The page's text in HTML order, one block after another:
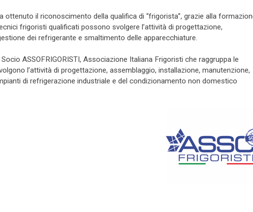
ottenuto il riconoscimento della qualifica di “frigorista”, grazie alla
frigoristi qualificati possono svolgere l’attività di progettazione,
dei refrigerante e smaltimento delle apparecchiature.
ASSOFRIGORISTI, Associazione Italiana Frigoristi che raggruppa le
l’attività di progettazione, assemblaggio, installazione, manutenzione,
di refrigerazione industriale e del condizionamento non domestico